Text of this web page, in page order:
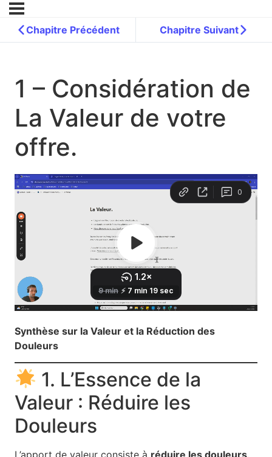
Chapitre Précédent Chapitre Suivant
1 – Considération de
La Valeur de votre
offre.
Synthèse sur la Valeur et la Réduction des
Douleurs
1. L’Essence de la
Valeur : Réduire les
Douleurs
L’apport de valeur consiste à réduire les douleurs.